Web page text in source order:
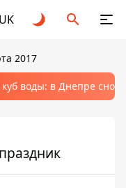
UK
2017
куб воды: в Днепре